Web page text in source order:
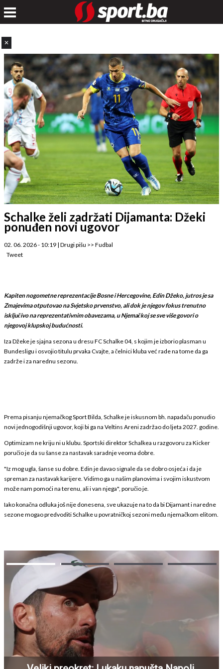
✕
Schalke želi zadržati Dijamanta: Džeki
ponuđen novi ugovor
02. 06. 2026 - 10:19 | Drugi pišu >> Fudbal
Tweet
Kapiten nogometne reprezentacije Bosne i Hercegovine, Edin Džeko, jutros je sa
Zmajevima otputovao na Svjetsko prvenstvo, ali dok je njegov fokus trenutno
isključivo na reprezentativnim obavezama, u Njemačkoj se sve više govori o
njegovoj klupskoj budućnosti.
Iza Džeke je sjajna sezona u dresu FC Schalke 04, s kojim je izborio plasman u
Bundesligu i osvojio titulu prvaka Cvajte, a čelnici kluba već rade na tome da ga
zadrže i za narednu sezonu.
Prema pisanju njemačkog Sport Bilda, Schalke je iskusnom bh. napadaču ponudio
novi jednogodišnji ugovor, koji bi ga na Veltins Areni zadržao do ljeta 2027. godine.
Optimizam ne kriju ni u klubu. Sportski direktor Schalkea u razgovoru za Kicker
poručio je da su šanse za nastavak saradnje veoma dobre.
"Iz mog ugla, šanse su dobre. Edin je davao signale da se dobro osjeća i da je
spreman za nastavak karijere. Vidimo ga u našim planovima i svojim iskustvom
može nam pomoći na terenu, ali i van njega", poručio je.
Iako konačna odluka još nije donesena, sve ukazuje na to da bi Dijamant i naredne
sezone mogao predvoditi Schalke u povratničkoj sezoni među njemačkom elitom.